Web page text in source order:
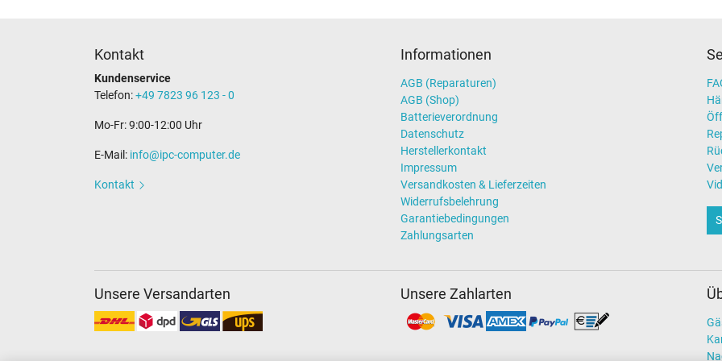
Kontakt
Kundenservice
Telefon:+49 7823 96 123 - 0
Mo-Fr: 9:00-12:00 Uhr
E-Mail: info@ipc-computer.de
Kontakt
Informationen
AGB (Reparaturen)
AGB (Shop)
Batterieverordnung
Datenschutz
Herstellerkontakt
Impressum
Versandkosten & Lieferzeiten
Widerrufsbelehrung
Garantiebedingungen
Zahlungsarten
Unsere Versandarten Unsere Zahlarten